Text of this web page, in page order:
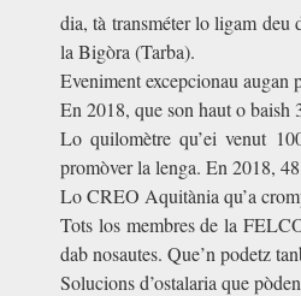
dia, tà transméter lo ligam deu
la Bigòra (Tarba).
Eveniment excepcionau augan
En 2018, que son haut o baish
Lo quilomètre qu’ei venut
promòver la lenga. En 2018,
Lo CREO Aquitània qu’a
Tots los membres de la
dab nosautes. Que’n podetz
Solucions d’ostalaria que